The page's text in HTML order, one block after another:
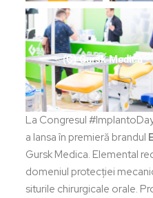
(C) Gursk Medica
La Congresul
a lansa în premieră brandul
Gursk Medica. Elemental
domeniul protecției
siturile chirurgicale orale.